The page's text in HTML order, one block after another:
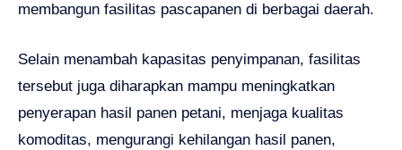
membangun fasilitas pascapanen di berbagai daerah.
Selain menambah kapasitas penyimpanan, fasilitas
tersebut juga diharapkan mampu meningkatkan
penyerapan hasil panen petani, menjaga kualitas
komoditas, mengurangi kehilangan hasil panen,